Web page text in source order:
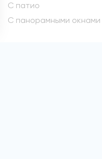
С патио
С панорамными окнами